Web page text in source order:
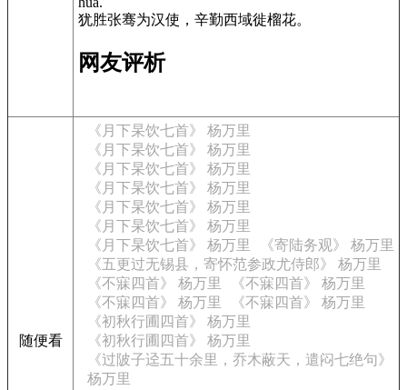
犹胜张骞为汉使，辛勤西域徙榴花。
网友评析
随便看
《月下杲饮七首》 杨万里
《月下杲饮七首》 杨万里
《月下杲饮七首》 杨万里
《月下杲饮七首》 杨万里
《月下杲饮七首》 杨万里
《月下杲饮七首》 杨万里
《月下杲饮七首》 杨万里
《寄陆务观》 杨万里
《五更过无锡县，寄怀范参政尤侍郎》 杨万里
《不寐四首》 杨万里
《不寐四首》 杨万里
《不寐四首》 杨万里
《不寐四首》 杨万里
《初秋行圃四首》 杨万里
《初秋行圃四首》 杨万里
《过陂子迳五十余里，乔木蔽天，遣闷七绝句》
杨万里